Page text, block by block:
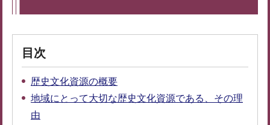
目次
歴史文化資源の概要
地域にとって大切な歴史文化資源である、その理
由